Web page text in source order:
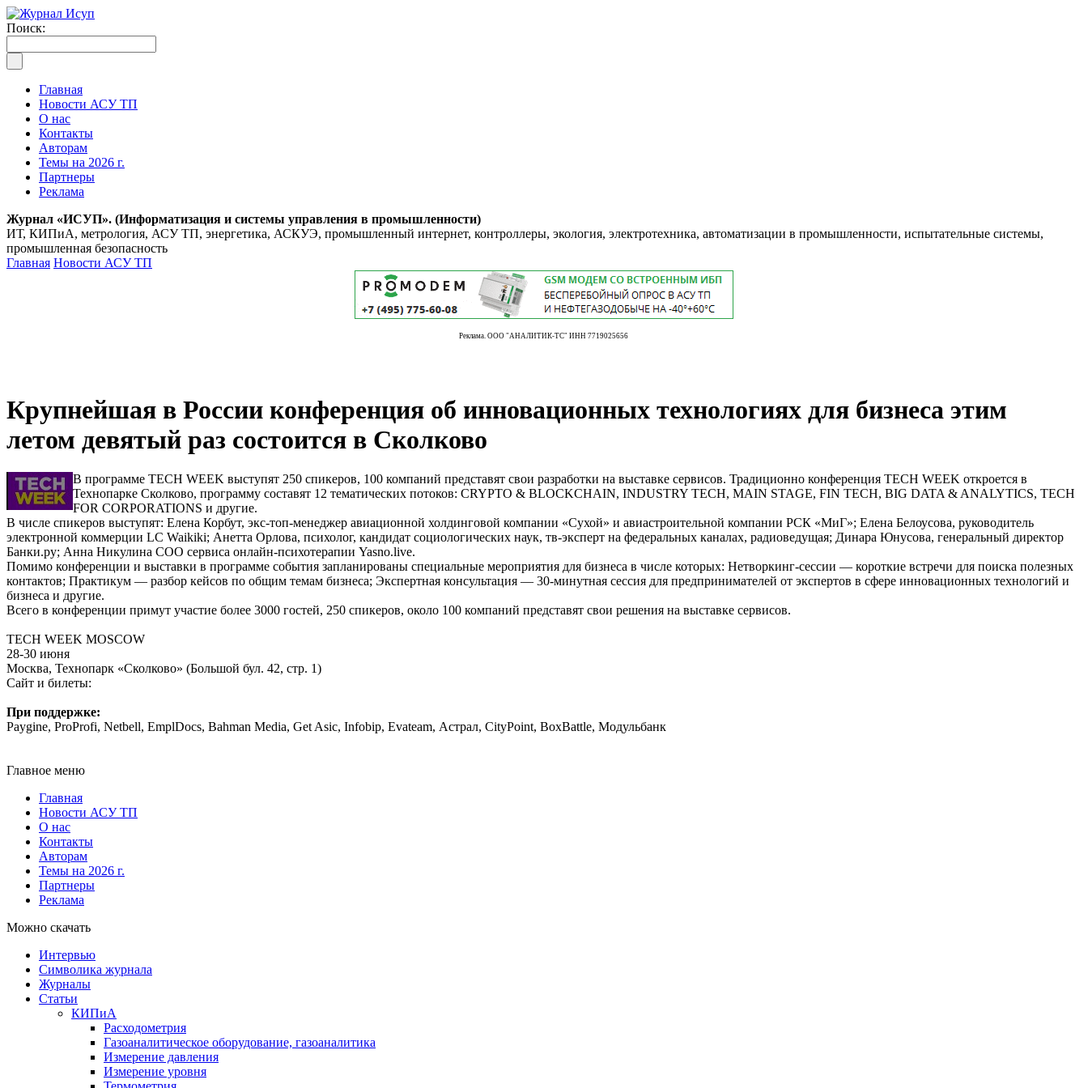
Поиск:
Главная
Новости АСУ ТП
О нас
Контакты
Авторам
Темы на 2026 г.
Партнеры
Реклама
Журнал «ИСУП». (Информатизация и системы управления в промышленности)
ИТ, КИПиА, метрология, АСУ ТП, энергетика, АСКУЭ, промышленный интернет, контроллеры, экология, электротехника, автоматизации в промышленности, испытательные системы,
промышленная безопасность
Главная Новости АСУ ТП
Реклама. ООО "АНАЛИТИК-ТС" ИНН 7719025656
Крупнейшая в России конференция об инновационных технологиях для бизнеса этим
летом девятый раз состоится в Сколково
В программе TECH WEEK выступят 250 спикеров, 100 компаний представят свои разработки на выставке сервисов. Традиционно конференция TECH WEEK откроется в
Технопарке Сколково, программу составят 12 тематических потоков: CRYPTO & BLOCKCHAIN, INDUSTRY TECH, MAIN STAGE, FIN TECH, BIG DATA & ANALYTICS, TECH
FOR CORPORATIONS и другие.
В числе спикеров выступят: Елена Корбут, экс-топ-менеджер авиационной холдинговой компании «Сухой» и авиастроительной компании РСК «МиГ»; Елена Белоусова, руководитель
электронной коммерции LC Waikiki; Анетта Орлова, психолог, кандидат социологических наук, тв-эксперт на федеральных каналах, радиоведущая; Динара Юнусова, генеральный директор
Банки.ру; Анна Никулина COO сервиса онлайн-психотерапии Yasno.live.
Помимо конференции и выставки в программе события запланированы специальные мероприятия для бизнеса в числе которых: Нетворкинг-сессии — короткие встречи для поиска полезных
контактов; Практикум — разбор кейсов по общим темам бизнеса; Экспертная консультация — 30-минутная сессия для предпринимателей от экспертов в сфере инновационных технологий и
бизнеса и другие.
Всего в конференции примут участие более 3000 гостей, 250 спикеров, около 100 компаний представят свои решения на выставке сервисов.
TECH WEEK MOSCOW
28-30 июня
Москва, Технопарк «Сколково» (Большой бул. 42, стр. 1)
Сайт и билеты:
При поддержке:
Paygine, ProProfi, Netbell, EmplDocs, Bahman Media, Get Asic, Infobip, Evateam, Астрал, CityPoint, BoxBattle, Модульбанк
Главное меню
Главная
Новости АСУ ТП
О нас
Контакты
Авторам
Темы на 2026 г.
Партнеры
Реклама
Можно скачать
Интервью
Символика журнала
Журналы
Статьи
КИПиА
Расходометрия
Газоаналитическое оборудование, газоаналитика
Измерение давления
Измерение уровня